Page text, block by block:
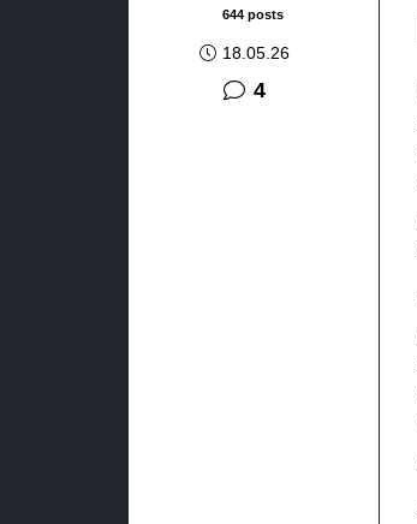
644 posts
18.05.26
4komentara